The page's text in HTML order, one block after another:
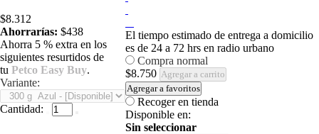
$8.312
Ahorrarías: $438
Ahorra 5 % extra en los
siguientes resurtidos de
tu Petco Easy Buy.
Variante:
Cantidad:
El tiempo estimado de entrega a domicilio
es de 24 a 72 hrs en radio urbano
Compra normal
$8.750 Agregar a carrito
Agregar a favoritos
Recoger en tienda
Disponible en:
Sin seleccionar